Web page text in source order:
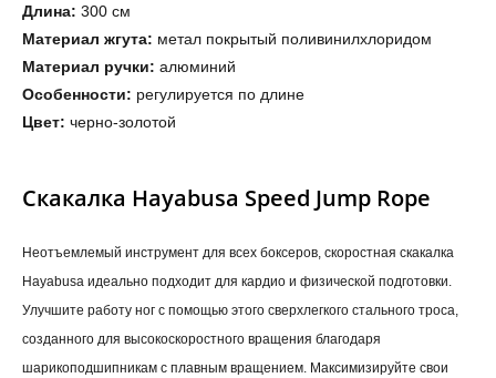
Длина: 300 см
Материал жгута: метал покрытый поливинилхлоридом
Материал ручки: алюминий
Особенности: регулируется по длине
Цвет: черно-золотой
Скакалка Hayabusa Speed Jump Rope
Неотъемлемый инструмент для всех боксеров, скоростная скакалка
Hayabusa идеально подходит для кардио и физической подготовки.
Улучшите работу ног с помощью этого сверхлегкого стального троса,
созданного для высокоскоростного вращения благодаря
шарикоподшипникам с плавным вращением. Максимизируйте свои